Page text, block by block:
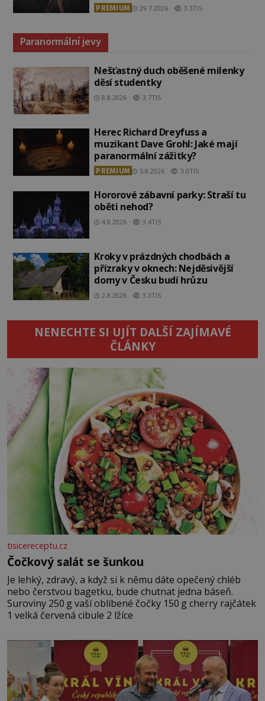
PREMIUM 29.7.2026 3.3TIS
Paranormální jevy
Nešťastný duch oběšené milenky
děsí studentky
8.8.2026 3.7TIS
Herec Richard Dreyfuss a
muzikant Dave Grohl: Jaké mají
paranormální zážitky?
PREMIUM 5.8.2026 3.0TIS
Hororové zábavní parky: Straší tu
oběti nehod?
4.8.2026 3.4TIS
Kroky v prázdných chodbách a
přízraky v oknech: Nejděsivější
domy v Česku budí hrůzu
2.8.2026 3.3TIS
NENECHTE SI UJÍT DALŠÍ ZAJÍMAVÉ
ČLÁNKY
tisicereceptu.cz
Čočkový salát se šunkou
Je lehký, zdravý, a když si k němu dáte opečený chléb
nebo čerstvou bagetku, bude chutnat jedna báseň.
Suroviny 250 g vaší oblíbené čočky 150 g cherry rajčátek
1 velká červená cibule 2 lžíce